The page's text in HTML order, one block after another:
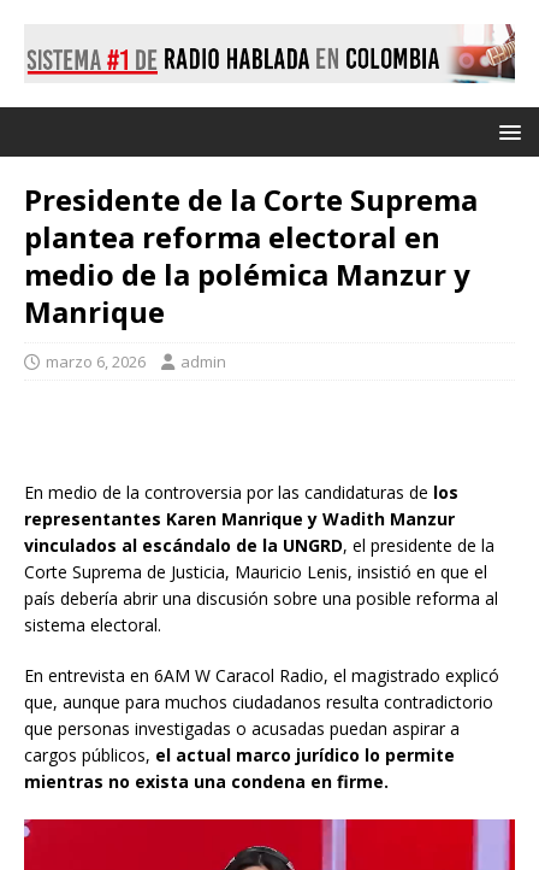
Presidente de la Corte Suprema
plantea reforma electoral en
medio de la polémica Manzur y
Manrique
marzo 6, 2026 admin
En medio de la controversia por las candidaturas de los
representantes Karen Manrique y Wadith Manzur
vinculados al escándalo de la UNGRD, el presidente de la
Corte Suprema de Justicia, Mauricio Lenis, insistió en que el
país debería abrir una discusión sobre una posible reforma al
sistema electoral.
En entrevista en 6AM W Caracol Radio, el magistrado explicó
que, aunque para muchos ciudadanos resulta contradictorio
que personas investigadas o acusadas puedan aspirar a
cargos públicos, el actual marco jurídico lo permite
mientras no exista una condena en firme.
Reproductor